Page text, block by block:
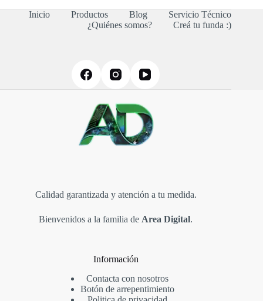
opciones
se
página
de
Inicio Productos Blog
Servicio Técnico
¿Quiénes somos?
Creá tu funda :)
Calidad garantizada y atención a tu medida.
Bienvenidos a la familia deArea Digital.
Información
Contacta con nosotros
Botón de arrepentimiento